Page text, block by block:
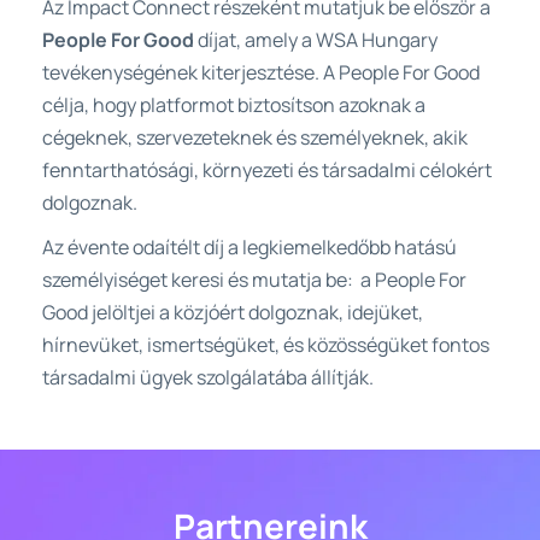
People For Good díjat, amely a WSA Hungary
tevékenységének kiterjesztése. A People For Good
célja, hogy platformot biztosítson azoknak a
cégeknek, szervezeteknek és személyeknek, akik
fenntarthatósági, környezeti és társadalmi célokért
dolgoznak.
Az évente odaítélt díj a legkiemelkedőbb hatású
személyiséget keresi és mutatja be: a People For
Good jelöltjei a közjóért dolgoznak, idejüket,
hírnevüket, ismertségüket, és közösségüket fontos
társadalmi ügyek szolgálatába állítják.
Partnereink